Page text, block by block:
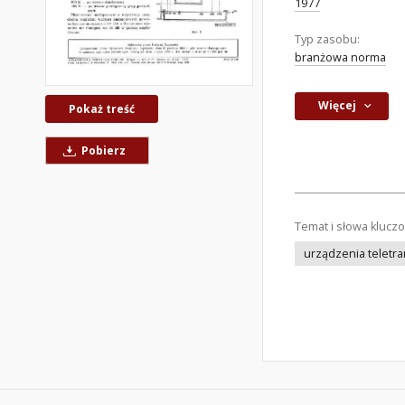
Pokaż treść
Pobierz
1977
Typ zasobu:
branżowa norma
Więcej
Temat i słowa
urządzenia